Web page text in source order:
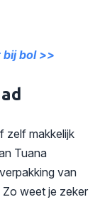
bij bol >>
zelf makkelijk
Tuana
van
weet je zeker